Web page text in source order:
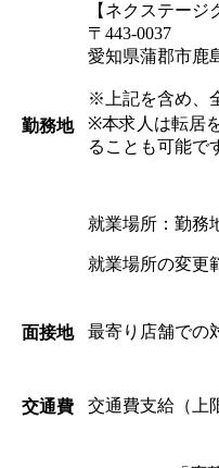
勤務地
【ネクステージ
〒443-0037
愛知県蒲郡市鹿
※上記を含め、
※本求人は転居
ることも可能で
就業場所：勤務
就業場所の変更
面接地 最寄り店舗での
交通費 交通費支給（上